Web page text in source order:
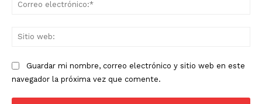
Guardar mi nombre, correo electrónico y sitio web en este
navegador la próxima vez que comente.